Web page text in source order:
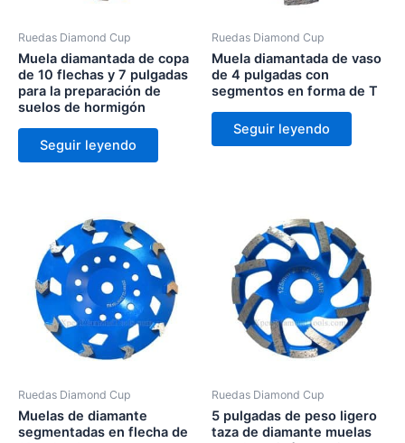
Ruedas Diamond Cup
Muela diamantada de copa
de 10 flechas y 7 pulgadas
para la preparación de
suelos de hormigón
Seguir leyendo
Ruedas Diamond Cup
Muela diamantada de vaso
de 4 pulgadas con
segmentos en forma de T
Seguir leyendo
Ruedas Diamond Cup
Muelas de diamante
segmentadas en flecha de
Ruedas Diamond Cup
5 pulgadas de peso ligero
taza de diamante muelas